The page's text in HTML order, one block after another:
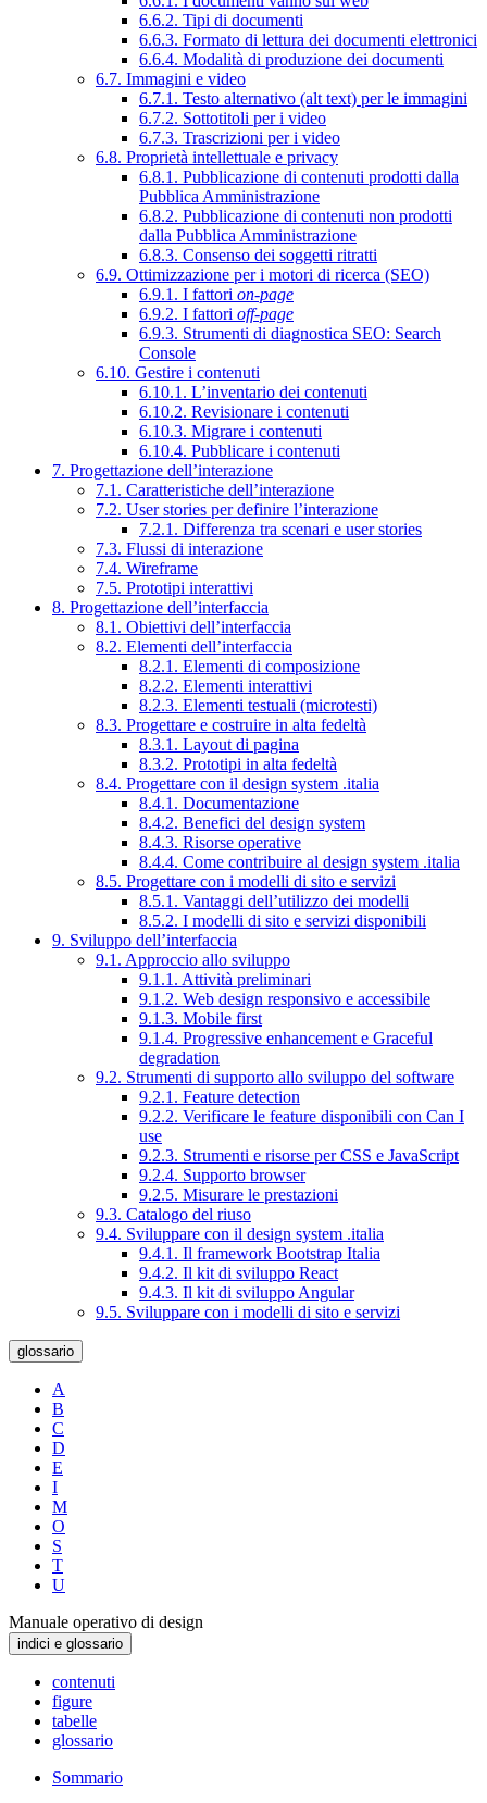
6.6.2. Tipi di documenti
6.6.3. Formato di lettura dei documenti elettronici
6.6.4. Modalità di produzione dei documenti
6.7. Immagini e video
6.7.1. Testo alternativo (alt text) per le immagini
6.7.2. Sottotitoli per i video
6.7.3. Trascrizioni per i video
6.8. Proprietà intellettuale e privacy
6.8.1. Pubblicazione di contenuti prodotti dalla
Pubblica Amministrazione
6.8.2. Pubblicazione di contenuti non prodotti
dalla Pubblica Amministrazione
6.8.3. Consenso dei soggetti ritratti
6.9. Ottimizzazione per i motori di ricerca (SEO)
6.9.1. I fattori on-page
6.9.2. I fattori off-page
6.9.3. Strumenti di diagnostica SEO: Search
Console
6.10. Gestire i contenuti
6.10.1. L’inventario dei contenuti
6.10.2. Revisionare i contenuti
6.10.3. Migrare i contenuti
6.10.4. Pubblicare i contenuti
7. Progettazione dell’interazione
7.1. Caratteristiche dell’interazione
7.2. User stories per definire l’interazione
7.2.1. Differenza tra scenari e user stories
7.3. Flussi di interazione
7.4. Wireframe
7.5. Prototipi interattivi
8. Progettazione dell’interfaccia
8.1. Obiettivi dell’interfaccia
8.2. Elementi dell’interfaccia
8.2.1. Elementi di composizione
8.2.2. Elementi interattivi
8.2.3. Elementi testuali (microtesti)
8.3. Progettare e costruire in alta fedeltà
8.3.1. Layout di pagina
8.3.2. Prototipi in alta fedeltà
8.4. Progettare con il design system .italia
8.4.1. Documentazione
8.4.2. Benefici del design system
8.4.3. Risorse operative
8.4.4. Come contribuire al design system .italia
8.5. Progettare con i modelli di sito e servizi
8.5.1. Vantaggi dell’utilizzo dei modelli
8.5.2. I modelli di sito e servizi disponibili
9. Sviluppo dell’interfaccia
9.1. Approccio allo sviluppo
9.1.1. Attività preliminari
9.1.2. Web design responsivo e accessibile
9.1.3. Mobile first
9.1.4. Progressive enhancement e Graceful
degradation
9.2. Strumenti di supporto allo sviluppo del software
9.2.1. Feature detection
9.2.2. Verificare le feature disponibili con Can I
use
9.2.3. Strumenti e risorse per CSS e JavaScript
9.2.4. Supporto browser
9.2.5. Misurare le prestazioni
9.3. Catalogo del riuso
9.4. Sviluppare con il design system .italia
9.4.1. Il framework Bootstrap Italia
9.4.2. Il kit di sviluppo React
9.4.3. Il kit di sviluppo Angular
9.5. Sviluppare con i modelli di sito e servizi
glossario
A
B
C
D
E
I
M
O
S
T
U
Manuale operativo di design
indici e glossario
contenuti
figure
tabelle
glossario
Sommario